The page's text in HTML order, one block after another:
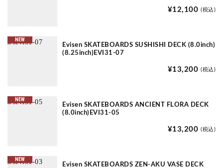
¥12,100 (税込)
NEW
Evisen SKATEBOARDS SUSHISHI DECK (8.0inch)
(8.25inch)EVI31-07
¥13,200 (税込)
NEW
Evisen SKATEBOARDS ANCIENT FLORA DECK
(8.0inch)EVI31-05
¥13,200 (税込)
NEW
Evisen SKATEBOARDS ZEN-AKU VASE DECK